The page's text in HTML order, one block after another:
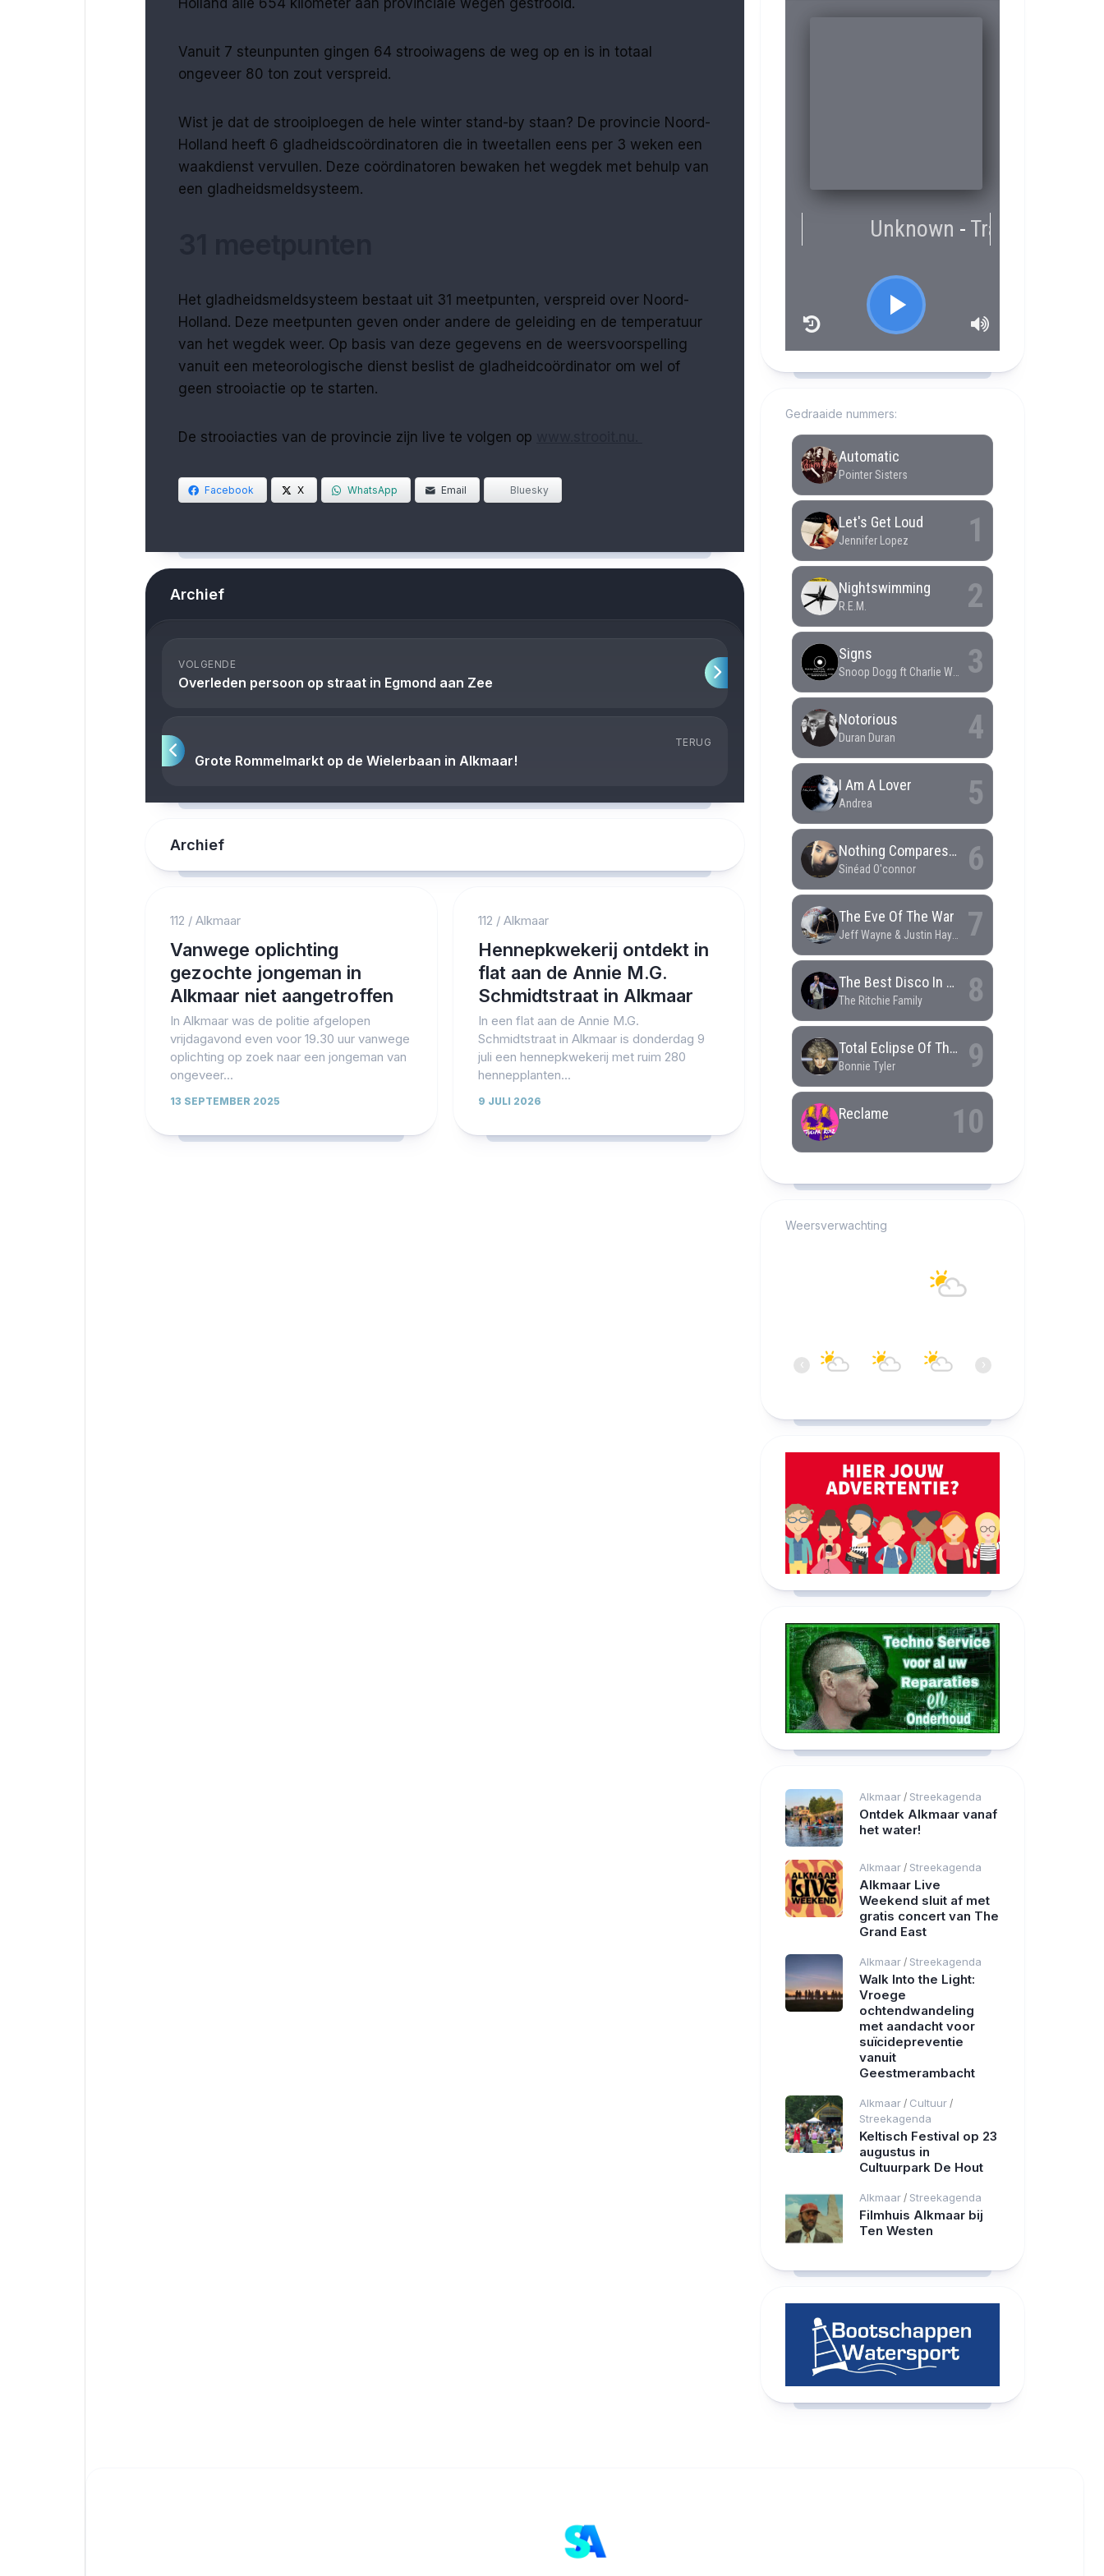
Holland alle 654 kilometer aan provinciale wegen gestrooid.
Vanuit 7 steunpunten gingen 64 strooiwagens de weg op en is in totaal
ongeveer 80 ton zout verspreid.
Wist je dat de strooiploegen de hele winter stand-by staan? De provincie Noord-
Holland heeft 6 gladheidscoördinatoren die in tweetallen eens per 3 weken een
waakdienst vervullen. Deze coördinatoren bewaken het wegdek met behulp van
een gladheidsmeldsysteem.
Het gladheidsmeldsysteem bestaat uit 31 meetpunten, verspreid over Noord-
Holland. Deze meetpunten geven onder andere de geleiding en de temperatuur
van het wegdek weer. Op basis van deze gegevens en de weersvoorspelling
vanuit een meteorologische dienst beslist de gladheidcoördinator om wel of
geen strooiactie op te starten.
De strooiacties van de provincie zijn live te volgen op
Facebook X WhatsApp Email Bluesky
Archief
VOLGENDE
Overleden persoon op straat in Egmond aan Zee
TERUG
Grote Rommelmarkt op de Wielerbaan in Alkmaar!
Archief
112 / Alkmaar
Vanwege oplichting
gezochte jongeman in
Alkmaar niet aangetroffen
In Alkmaar was de politie afgelopen
vrijdagavond even voor 19.30 uur vanwege
oplichting op zoek naar een jongeman van
ongeveer...
13 SEPTEMBER 2025
112 / Alkmaar
Hennepkwekerij ontdekt in
flat aan de Annie M.G.
Schmidtstraat in Alkmaar
In een flat aan de Annie M.G.
Schmidtstraat in Alkmaar is donderdag 9
juli een hennepkwekerij met ruim 280
hennepplanten...
9 JULI 2026
Gedraaide nummers:
Weersverwachting
‹ ›
Alkmaar / Streekagenda
Ontdek Alkmaar vanaf
het water!
Alkmaar / Streekagenda
Alkmaar Live
Weekend sluit af met
gratis concert van The
Grand East
Alkmaar / Streekagenda
Walk Into the Light:
Vroege
ochtendwandeling
met aandacht voor
suïcidepreventie
vanuit
Geestmerambacht
Alkmaar / Cultuur /
Streekagenda
Keltisch Festival op 23
augustus in
Cultuurpark De Hout
Alkmaar / Streekagenda
Filmhuis Alkmaar bij
Ten Westen